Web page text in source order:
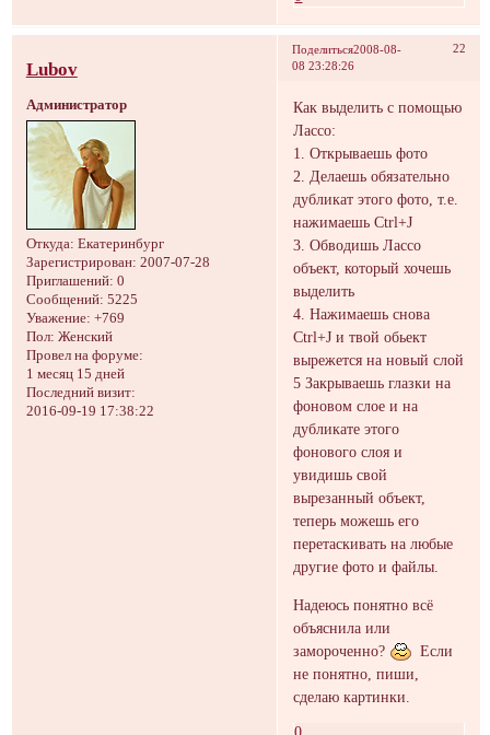
Поделиться 22
2008-08-
08 23:28:26
Lubov
Администратор
Откуда: Екатеринбург
Зарегистрирован: 2007-07-28
Приглашений: 0
Сообщений: 5225
Уважение: +769
Пол: Женский
Провел на форуме:
1 месяц 15 дней
Последний визит:
2016-09-19 17:38:22
Как выделить с помощью
Лассо:
1. Открываешь фото
2. Делаешь обязательно
дубликат этого фото, т.е.
нажимаешь Ctrl+J
3. Обводишь Лассо
объект, который хочешь
выделить
4. Нажимаешь снова
Ctrl+J и твой обьект
вырежется на новый слой
5 Закрываешь глазки на
фоновом слое и на
дубликате этого
фонового слоя и
увидишь свой
вырезанный объект,
теперь можешь его
перетаскивать на любые
другие фото и файлы.
Надеюсь понятно всё
объяснила или
замороченно?
Если
не понятно, пиши,
сделаю картинки.